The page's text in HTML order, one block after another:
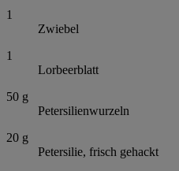
1
Zwiebel
1
Lorbeerblatt
50 g
Petersilienwurzeln
20 g
Petersilie, frisch gehackt